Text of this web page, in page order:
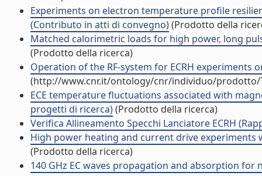
Experiments on electron temperature profile
(Contributo in atti di convegno)(Prodotto della
Matched calorimetric loads for high power, long
(Prodotto della ricerca)
Operation of the RF-system for ECRH experiments
(http://www.cnr.it/ontology/cnr/individuo/prodotto/
ECE temperature fluctuations associated with
progetti di ricerca)(Prodotto della ricerca)
Verifica Allineamento Specchi Lanciatore ECRH
High power heating and current drive experiments
(Prodotto della ricerca)
140 GHz EC waves propagation and absorption